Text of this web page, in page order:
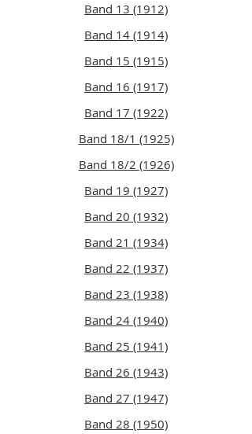
Band 13 (1912)
Band 14 (1914)
Band 15 (1915)
Band 16 (1917)
Band 17 (1922)
Band 18/1 (1925)
Band 18/2 (1926)
Band 19 (1927)
Band 20 (1932)
Band 21 (1934)
Band 22 (1937)
Band 23 (1938)
Band 24 (1940)
Band 25 (1941)
Band 26 (1943)
Band 27 (1947)
Band 28 (1950)